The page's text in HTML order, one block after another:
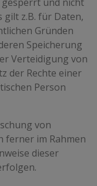
gilt z.B. für Daten,
Gründen
Speicherung
Verteidigung von
der Rechte einer
Person
von
ferner im Rahmen
dieser